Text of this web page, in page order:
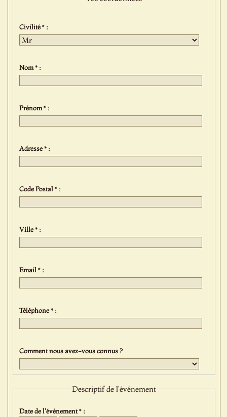
Civilité * :
Nom * :
Prénom * :
Adresse * :
Code Postal * :
Ville * :
Email * :
Téléphone * :
Comment nous avez-vous connus ?
Descriptif de l'événement
Date de l'événement * :